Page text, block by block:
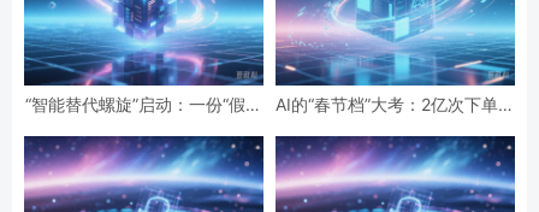
“智能替代螺旋”启动：一份“假设
经济通缩
AI的“春节档”大考：2亿次下单与
数据红利与隐忧